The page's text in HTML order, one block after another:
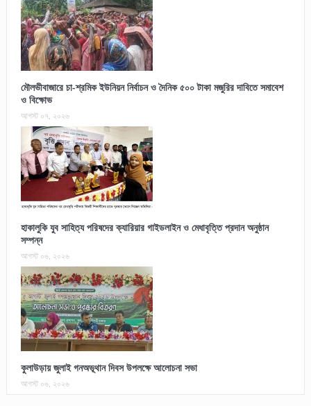
মৌলভীবাজারে চা-শ্রমিক ইউনিয়ন নির্বাচন ও দৈনিক ৫০০ টাকা মজুরির দাবিতে সমাবেশ
ও বিক্ষোভ
আগস্ট ০৭, ২০২৬
হাকালুকি যুব সাহিত্য পরিষদের ক্যারিয়ার গাইডলাইন ও মেধাবৃত্তি প্রদান অনুষ্ঠান
সম্পন্ন
আগস্ট ০৬, ২০২৬
কুলাউড়ায় জুলাই গনঅভূথান দিবস উপলক্ষে আলোচনা সভা
আগস্ট ০৬, ২০২৬